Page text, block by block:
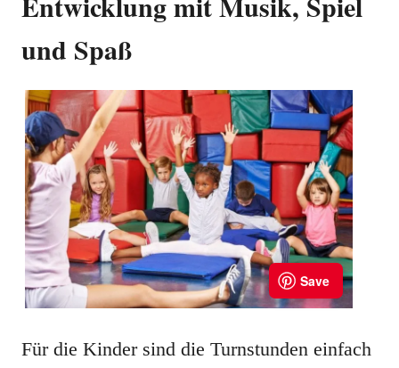
und Spaß
Für die Kinder sind die Turnstunden einfach